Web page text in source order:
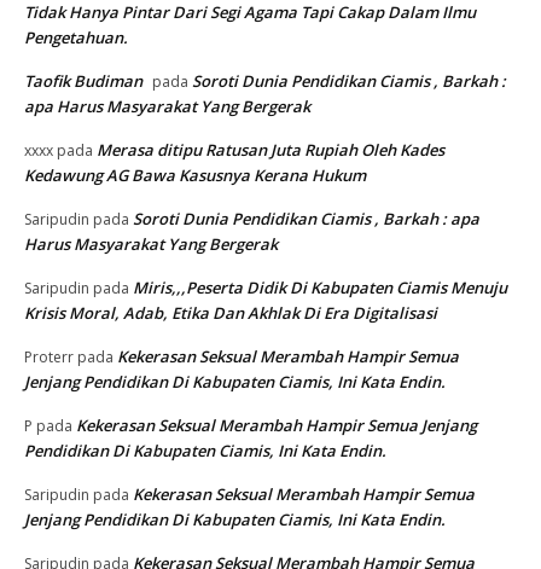
Tidak Hanya Pintar Dari Segi Agama Tapi Cakap Dalam Ilmu
Pengetahuan.
Taofik Budiman pada Soroti Dunia Pendidikan Ciamis , Barkah :
apa Harus Masyarakat Yang Bergerak
xxxx pada Merasa ditipu Ratusan Juta Rupiah Oleh Kades
Kedawung AG Bawa Kasusnya Kerana Hukum
Saripudin pada Soroti Dunia Pendidikan Ciamis , Barkah : apa
Harus Masyarakat Yang Bergerak
Saripudin pada Miris,,,Peserta Didik Di Kabupaten Ciamis Menuju
Krisis Moral, Adab, Etika Dan Akhlak Di Era Digitalisasi
Proterr pada Kekerasan Seksual Merambah Hampir Semua
Jenjang Pendidikan Di Kabupaten Ciamis, Ini Kata Endin.
P pada Kekerasan Seksual Merambah Hampir Semua Jenjang
Pendidikan Di Kabupaten Ciamis, Ini Kata Endin.
Saripudin pada Kekerasan Seksual Merambah Hampir Semua
Jenjang Pendidikan Di Kabupaten Ciamis, Ini Kata Endin.
Saripudin pada Kekerasan Seksual Merambah Hampir Semua